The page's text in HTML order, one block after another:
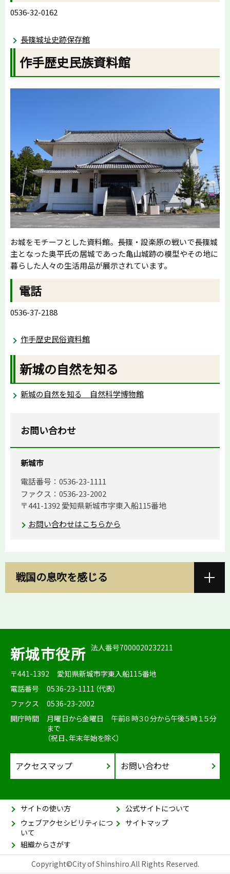
0536-32-0162
長篠城址史跡保存館
作手歴史民族資料館
お城をモチーフとした資料館。長篠・設楽原の戦いで長篠城
主となった奥平氏の居城であった亀山城跡の模型やその地に
暮らした人々の生活用品が展示されています。
電話
0536-37-2188
作手歴史民俗資料館
新城の自然を知る
新城の自然を知る 自然科学博物館
お問い合わせ
新城市
電話番号：0536-23-1111
ファクス：0536-23-2002
〒441-1392 愛知県新城市字東入船115番地
お問い合わせはこちらから
戦国の息吹を感じる
新城市役所 法人番号7000020232211
〒441-1392
愛知県新城市字東入船115番地
電話番号
0536-23-1111（代表）
ファクス
0536-23-2002
開庁時間
月曜日から金曜日 午前８時３０分から午後５時１５分
まで
（祝日、年末年始を除く）
アクセスマップ お問い合わせ
サイトの使い方
公式サイトについて
ウェブアクセシビリティにつ
いて
サイトマップ
組織からさがす
Copyright©City of Shinshiro.All Rights Reserved.